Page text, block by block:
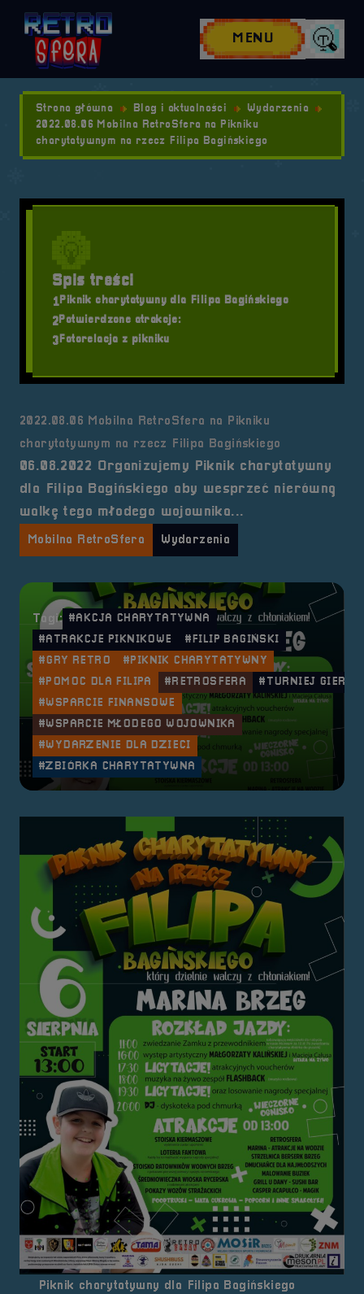
Przejdź do nawigacji
Przejdź do treści
Przejdź do stopki
MENU
Strona główna Blog i aktualności
Wydarzenia
2022.08.06 Mobilna RetroSfera na Pikniku
charytatywnym na rzecz Filipa Bagińskiego
2022.08.06 Mobilna RetroSfera na Pikniku
charytatywnym na rzecz Filipa Bagińskiego
06.08.2022 Organizujemy Piknik charytatywny
dla Filipa Bagińskiego aby wesprzeć nierówną
walkę tego młodego wojownika...
Mobilna RetroSfera Wydarzenia
Tagi: #AKCJA CHARYTATYWNA
#ATRAKCJE PIKNIKOWE
#FILIP BAGIŃSKI
#GRY RETRO
#PIKNIK CHARYTATYWNY
#POMOC DLA FILIPA
#RETROSFERA
#TURNIEJ GIER
#WSPARCIE FINANSOWE
#WSPARCIE MŁODEGO WOJOWNIKA
#WYDARZENIE DLA DZIECI
#ZBIÓRKA CHARYTATYWNA
Piknik charytatywny dla Filipa Bagińskiego
Spis treści
1Piknik charytatywny dla Filipa Bagińskiego
2Potwierdzone atrakcje:
3Fotorelacja z pikniku